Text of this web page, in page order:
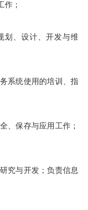
作；
划、设计、开发与维
系统使用的培训、指
、保存与应用工作；
究与开发；负责信息